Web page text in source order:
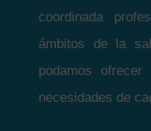
coordinada
ámbitos de la
podamos
necesidades de